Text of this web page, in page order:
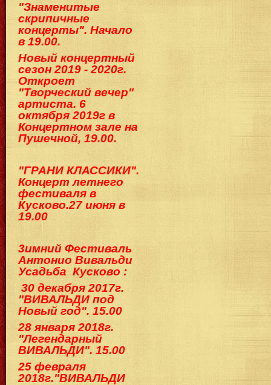
"Знаменитые
скрипичные
концерты". Начало
в 19.00.
Новый концертный
сезон 2019 - 2020г.
Откроет
"Творческий вечер"
артиста. 6
октября 2019г в
Концертном зале на
Пушечной, 19.00.
"ГРАНИ КЛАССИКИ".
Концерт летнего
фестиваля в
Кусково.27 июня в
19.00
3имний Фестиваль
Антонио Вивальди
Усадьба Кусково :
30 декабря 2017г.
"ВИВАЛЬДИ под
Новый год". 15.00
28 января 2018г.
"Легендарный
ВИВАЛЬДИ". 15.00
25 февраля
2018г."ВИВАЛЬДИ